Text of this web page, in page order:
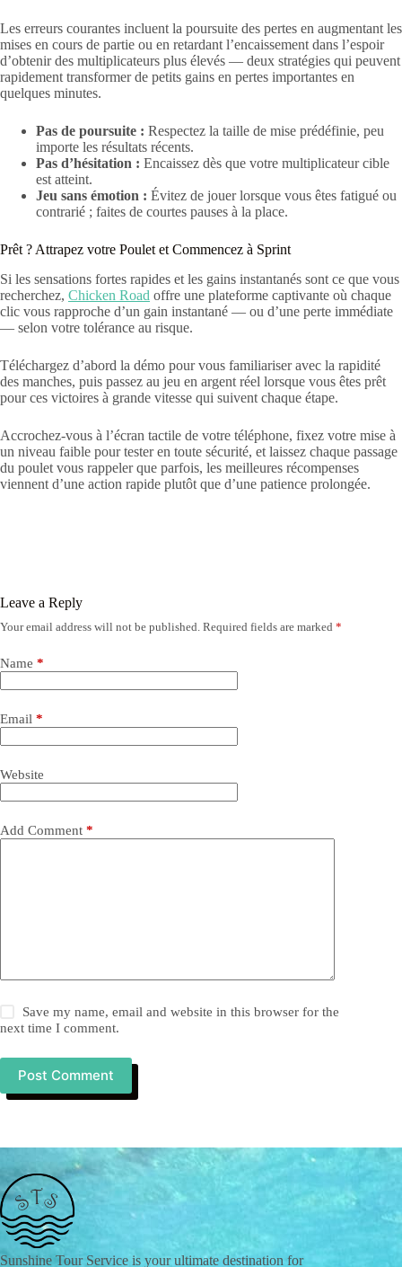
Les erreurs courantes incluent la poursuite des pertes en augmentant les
mises en cours de partie ou en retardant l’encaissement dans l’espoir
d’obtenir des multiplicateurs plus élevés — deux stratégies qui peuvent
rapidement transformer de petits gains en pertes importantes en
quelques minutes.
Pas de poursuite : Respectez la taille de mise prédéfinie, peu
importe les résultats récents.
Pas d’hésitation : Encaissez dès que votre multiplicateur cible
est atteint.
Jeu sans émotion : Évitez de jouer lorsque vous êtes fatigué ou
contrarié ; faites de courtes pauses à la place.
Prêt ? Attrapez votre Poulet et Commencez à Sprint
Si les sensations fortes rapides et les gains instantanés sont ce que vous
recherchez, Chicken Road offre une plateforme captivante où chaque
clic vous rapproche d’un gain instantané — ou d’une perte immédiate
— selon votre tolérance au risque.
Téléchargez d’abord la démo pour vous familiariser avec la rapidité
des manches, puis passez au jeu en argent réel lorsque vous êtes prêt
pour ces victoires à grande vitesse qui suivent chaque étape.
Accrochez-vous à l’écran tactile de votre téléphone, fixez votre mise à
un niveau faible pour tester en toute sécurité, et laissez chaque passage
du poulet vous rappeler que parfois, les meilleures récompenses
viennent d’une action rapide plutôt que d’une patience prolongée.
Leave a Reply
Your email address will not be published. Required fields are marked *
Name *
Email *
Website
Add Comment *
Save my name, email and website in this browser for the
next time I comment.
Post Comment
Sunshine Tour Service is your ultimate destination for